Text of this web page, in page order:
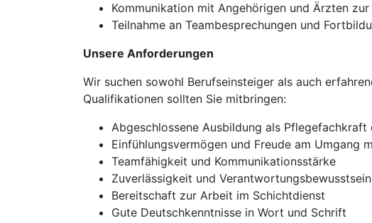
Kommunikation mit Angehörigen und Ärzten
Teilnahme an Teambesprechungen und
Unsere Anforderungen
Wir suchen sowohl Berufseinsteiger als auch
Qualifikationen sollten Sie mitbringen:
Abgeschlossene Ausbildung als
Einfühlungsvermögen und Freude am Umgang
Teamfähigkeit und Kommunikationsstärke
Zuverlässigkeit und Verantwortungsbewusstsein
Bereitschaft zur Arbeit im Schichtdienst
Gute Deutschkenntnisse in Wort und Schrift